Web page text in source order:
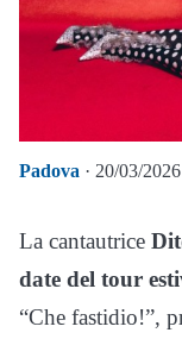
Padova · 20/03/
La cantautrice
date del tour
“Che fastidio!”,